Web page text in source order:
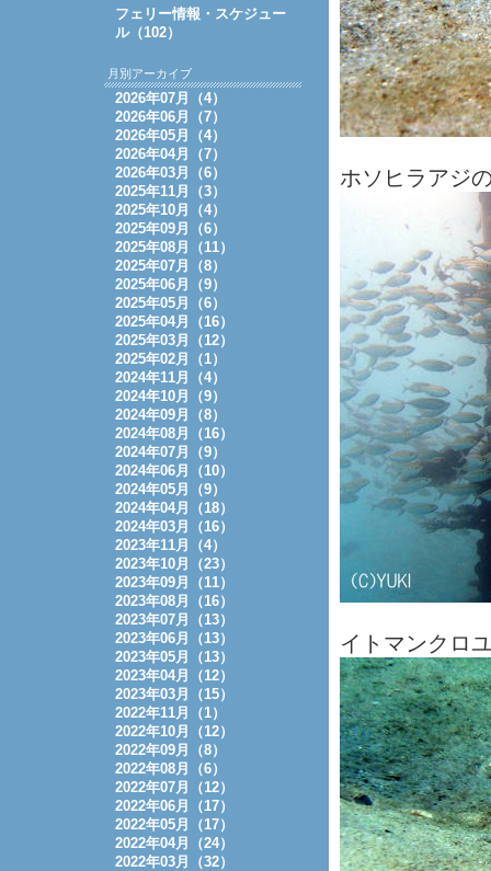
ホソヒラアジ
イトマンクロ
フェリー情報・スケジュー
ル（102）
月別アーカイブ
2026年07月（4）
2026年06月（7）
2026年05月（4）
2026年04月（7）
2026年03月（6）
2025年11月（3）
2025年10月（4）
2025年09月（6）
2025年08月（11）
2025年07月（8）
2025年06月（9）
2025年05月（6）
2025年04月（16）
2025年03月（12）
2025年02月（1）
2024年11月（4）
2024年10月（9）
2024年09月（8）
2024年08月（16）
2024年07月（9）
2024年06月（10）
2024年05月（9）
2024年04月（18）
2024年03月（16）
2023年11月（4）
2023年10月（23）
2023年09月（11）
2023年08月（16）
2023年07月（13）
2023年06月（13）
2023年05月（13）
2023年04月（12）
2023年03月（15）
2022年11月（1）
2022年10月（12）
2022年09月（8）
2022年08月（6）
2022年07月（12）
2022年06月（17）
2022年05月（17）
2022年04月（24）
2022年03月（32）